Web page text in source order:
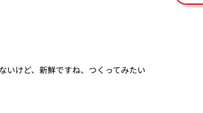
いけど、新鮮ですね、つくってみたい